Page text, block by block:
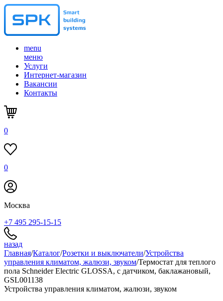
menu
меню
Услуги
Интернет-магазин
Вакансии
Контакты
0
0
Москва
+7 495 295-15-15
назад
Главная/Каталог/Розетки и выключатели/Устройства
управления климатом, жалюзи, звуком/Термостат для теплого
пола Schneider Electric GLOSSA, с датчиком, баклажановый,
GSL001138
Устройства управления климатом, жалюзи, звуком